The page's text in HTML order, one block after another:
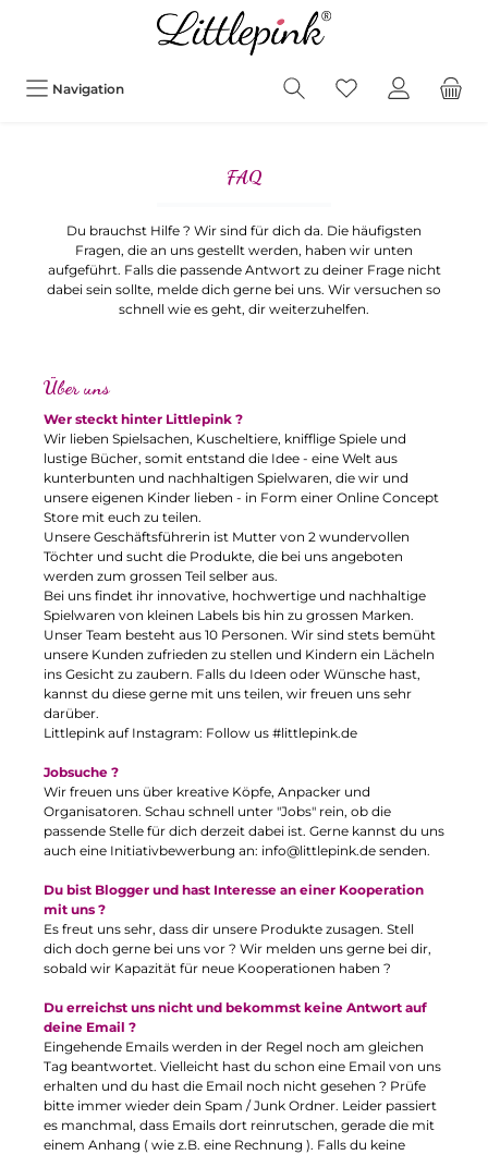
Navigation
FAQ
Du brauchst Hilfe ? Wir sind für dich da. Die häufigsten
Fragen, die an uns gestellt werden, haben wir unten
aufgeführt. Falls die passende Antwort zu deiner Frage nicht
dabei sein sollte, melde dich gerne bei uns. Wir versuchen so
schnell wie es geht, dir weiterzuhelfen.
Über uns
Wer steckt hinter Littlepink ?
Wir lieben Spielsachen, Kuscheltiere, knifflige Spiele und
lustige Bücher, somit entstand die Idee - eine Welt aus
kunterbunten und nachhaltigen Spielwaren, die wir und
unsere eigenen Kinder lieben - in Form einer Online Concept
Store mit euch zu teilen.
Unsere Geschäftsführerin ist Mutter von 2 wundervollen
Töchter und sucht die Produkte, die bei uns angeboten
werden zum grossen Teil selber aus.
Bei uns findet ihr innovative, hochwertige und nachhaltige
Spielwaren von kleinen Labels bis hin zu grossen Marken.
Unser Team besteht aus 10 Personen. Wir sind stets bemüht
unsere Kunden zufrieden zu stellen und Kindern ein Lächeln
ins Gesicht zu zaubern. Falls du Ideen oder Wünsche hast,
kannst du diese gerne mit uns teilen, wir freuen uns sehr
darüber.
Littlepink auf Instagram: Follow us #littlepink.de
Jobsuche ?
Wir freuen uns über kreative Köpfe, Anpacker und
Organisatoren. Schau schnell unter "Jobs" rein, ob die
passende Stelle für dich derzeit dabei ist. Gerne kannst du uns
auch eine Initiativbewerbung an: info@littlepink.de senden.
Du bist Blogger und hast Interesse an einer Kooperation
mit uns ?
Es freut uns sehr, dass dir unsere Produkte zusagen. Stell
dich doch gerne bei uns vor ? Wir melden uns gerne bei dir,
sobald wir Kapazität für neue Kooperationen haben ?
Du erreichst uns nicht und bekommst keine Antwort auf
deine Email ?
Eingehende Emails werden in der Regel noch am gleichen
Tag beantwortet. Vielleicht hast du schon eine Email von uns
erhalten und du hast die Email noch nicht gesehen ? Prüfe
bitte immer wieder dein Spam / Junk Ordner. Leider passiert
es manchmal, dass Emails dort reinrutschen, gerade die mit
einem Anhang ( wie z.B. eine Rechnung ). Falls du keine